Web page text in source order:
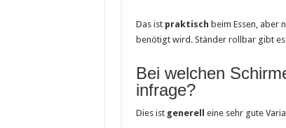
Das ist praktisch beim Essen, aber
benötigt wird. Ständer rollbar gibt
Bei welchen
infrage?
Dies ist generell eine sehr gute